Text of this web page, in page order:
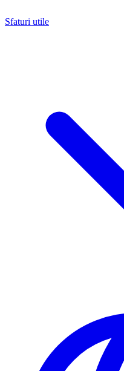
Sfaturi utile